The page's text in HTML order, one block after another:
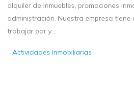
alquiler de inmuebles, promociones
administración. Nuestra empresa tiene
trabajar por y...
Actividades Inmobiliarias